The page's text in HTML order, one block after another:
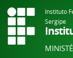
Instituto
Sergipe